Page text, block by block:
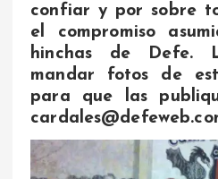
confiar y por sobre
el compromiso
hinchas de Defe.
mandar fotos de
para que las